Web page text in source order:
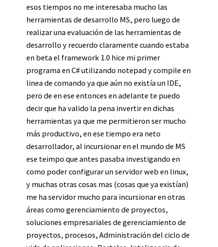
esos tiempos no me interesaba mucho las
herramientas de desarrollo MS, pero luego de
realizar una evaluación de las herramientas de
desarrollo y recuerdo claramente cuando estaba
en beta el framework 1.0 hice mi primer
programa en C# utilizando notepad y compile en
linea de comando ya que aún no existía un IDE,
pero de en ese entonces en adelante te puedo
decir que ha valido la pena invertir en dichas
herramientas ya que me permitieron ser mucho
más productivo, en ese tiempo era neto
desarrollador, al incursionar en el mundo de MS
ese teimpo que antes pasaba investigando en
como poder configurar un servidor web en linux,
y muchas otras cosas mas (cosas que ya existían)
me ha servidor mucho para incursionar en otras
áreas como gerenciamiento de proyectos,
soluciones empresariales de gerenciamiento de
proyectos, procesos, Administración del ciclo de